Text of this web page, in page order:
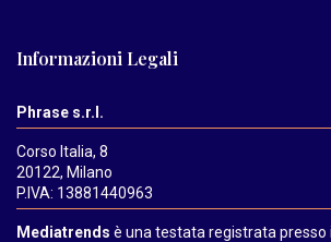
Informazioni Legali
Phrase s.r.l.
Corso Italia, 8
20122, Milano
P.IVA: 13881440963
Mediatrends è una testata registrata presso